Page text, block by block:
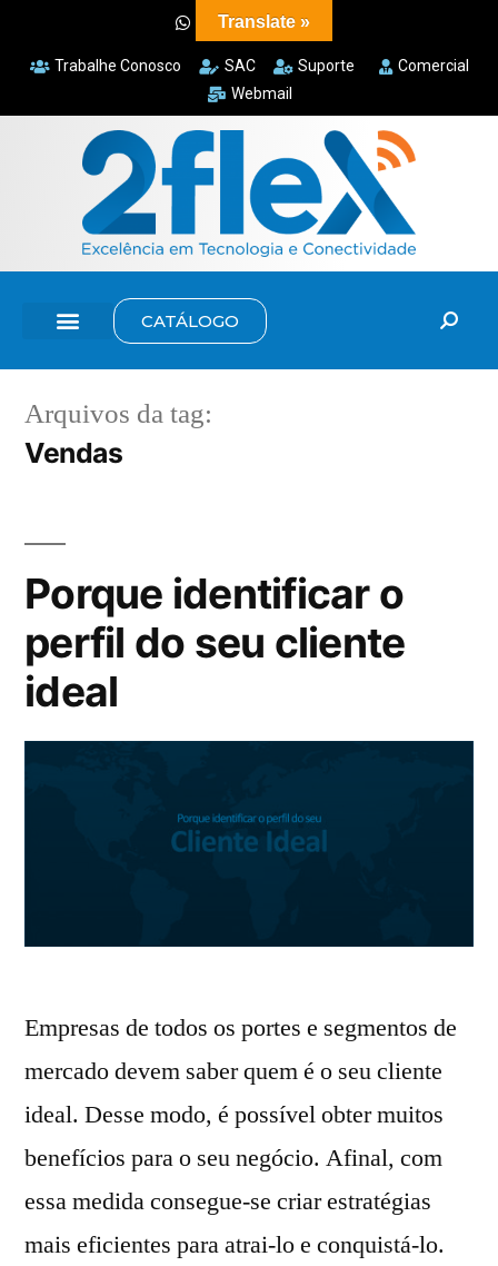
Trabalhe Conosco SAC Suporte
Comercial
Webmail
CATÁLOGO
Arquivos da tag:
Vendas
Porque identificar o
perfil do seu cliente
ideal
Empresas de todos os portes e segmentos de
mercado devem saber quem é o seu cliente
ideal. Desse modo, é possível obter muitos
benefícios para o seu negócio. Afinal, com
essa medida consegue-se criar estratégias
mais eficientes para atrai-lo e conquistá-lo.
Translate »